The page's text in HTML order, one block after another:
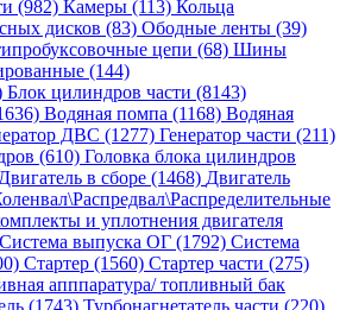
(982) Камеры (113) Кольца
дисков (83) Ободные ленты (39)
цепи (68) Шины
(144)
Блок цилиндров части (8143)
Водяная помпа (1168) Водяная
ДВС (1277) Генератор части (211)
(610) Головка блока цилиндров
Двигатель в сборе (1468) Двигатель
и уплотнения двигателя
Система выпуска ОГ (1792) Система
Стартер (1560) Стартер части (275)
апппаратура/ топливный бак